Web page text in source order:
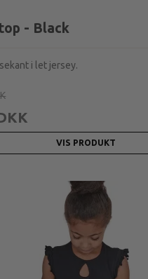
- Black
i let jersey.
VIS PRODUKT